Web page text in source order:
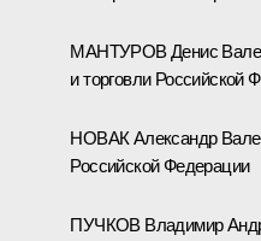
МАНТУРОВ Денис
и торговли Российской
НОВАК Александр
Российской Федерации
ПУЧКОВ Владимир